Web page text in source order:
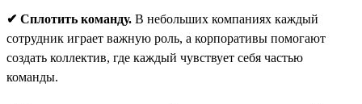
✔ Сплотить команду. В небольших компаниях каждый
сотрудник играет важную роль, а корпоративы помогают
создать коллектив, где каждый чувствует себя частью
команды.